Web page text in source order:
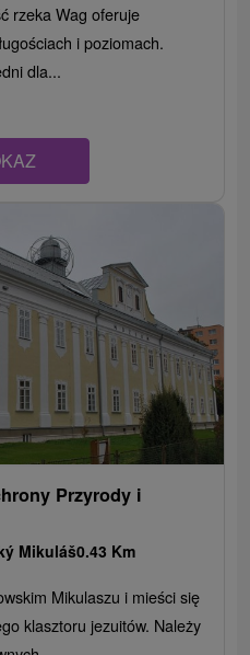
rzeka Wag oferuje
i poziomach.
dla...
Przyrody i
Mikuláš0.43 Km
Mikulaszu i mieści się
klasztoru jezuitów. Należy